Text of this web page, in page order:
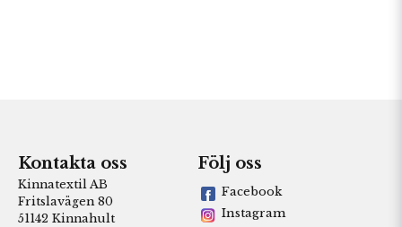
Kontakta oss
Kinnatextil AB
Fritslavägen 80
51142 Kinnahult
Följ oss
Facebook
Instagram